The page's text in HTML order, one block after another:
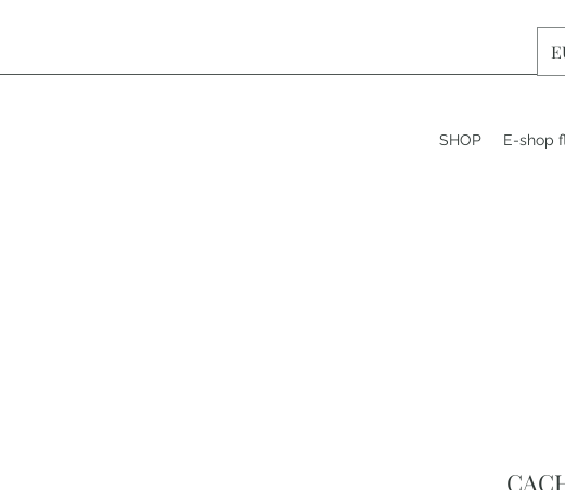
SHOP E-shop